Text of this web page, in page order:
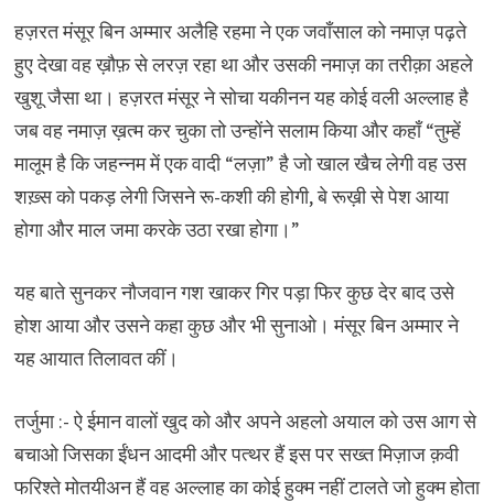
हज़रत मंसूर बिन अम्मार अलैहि रहमा ने एक जवाँसाल को नमाज़ पढ़ते
हुए देखा वह ख़ौफ़ से लरज़ रहा था और उसकी नमाज़ का तरीक़ा अहले
खुशू जैसा था। हज़रत मंसूर ने सोचा यकीनन यह कोई वली अल्लाह है
जब वह नमाज़ ख़त्म कर चुका तो उन्होंने सलाम किया और कहाँ “तुम्हें
मालूम है कि जहन्नम में एक वादी “लज़ा” है जो खाल खैच लेगी वह उस
शख़्स को पकड़ लेगी जिसने रू-कशी की होगी, बे रूख़ी से पेश आया
होगा और माल जमा करके उठा रखा होगा।”
यह बाते सुनकर नौजवान गश खाकर गिर पड़ा फिर कुछ देर बाद उसे
होश आया और उसने कहा कुछ और भी सुनाओ। मंसूर बिन अम्मार ने
यह आयात तिलावत कीं।
तर्जुमा :- ऐ ईमान वालों खुद को और अपने अहलो अयाल को उस आग से
बचाओ जिसका ईंधन आदमी और पत्थर हैं इस पर सख्त मिज़ाज क़वी
फरिश्ते मोतयीअन हैं वह अल्लाह का कोई हुक्म नहीं टालते जो हुक्म होता